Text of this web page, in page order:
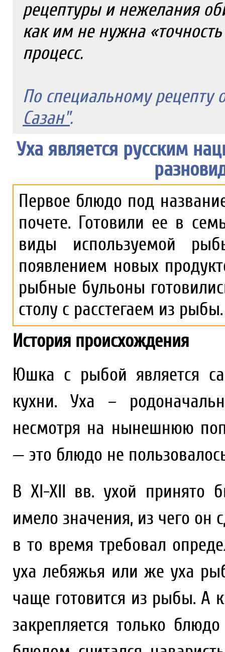
рецептуры и нежелания
как им не нужна
процесс.
По специальному рецепту
Сазан".
Уха является русским
Первое блюдо под
почете. Готовили ее в
виды используемой
появлением новых
рыбные бульоны
столу с расстегаем из рыбы.
История происхождения
Юшка с рыбой является
кухни. Уха –
несмотря на нынешнюю
— это блюдо не
В XI-XII вв. ухой принято
имело значения, из чего он
в то время требовал
уха лебяжья или же уха
чаще готовится из рыбы. А
закрепляется только